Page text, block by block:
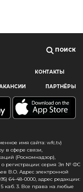
технологии,
в области
на использование
уведомлением
вы не согласны
файлов,
установить
сайт wfc.tv
ПОИСК
КОНТАКТЫ
ПАРТНЁРЫ
имя сайта: wfc.tv)
в сфере связи,
(Роскомнадзор),
регистрации: серия Эл № ФС
В.О. Адрес электронной
64-48-0000, адрес редакции:
5 каб. 3. Все права на любые